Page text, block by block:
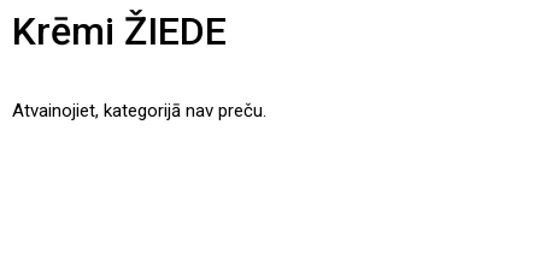
Krēmi ŽIEDE
Atvainojiet, kategorijā nav preču.